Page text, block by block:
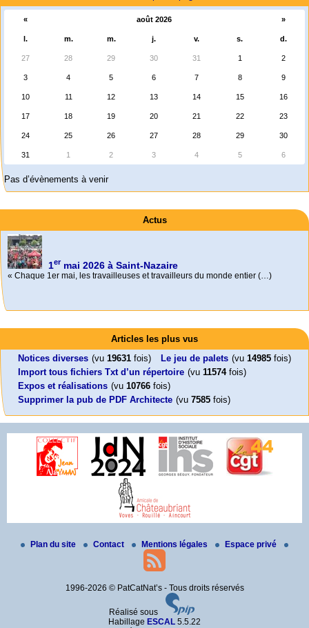
« août 2026 »
l. m. m. j. v. s. d.
27 28 29 30 31 1 2
3 4 5 6 7 8 9
10 11 12 13 14 15 16
17 18 19 20 21 22 23
24 25 26 27 28 29 30
31 1 2 3 4 5 6
Pas d’évènements à venir
Actus
1ermai 2026 à Saint-Nazaire
« Chaque 1er mai, les travailleuses et travailleurs du monde entier (…)
Foutez-nous la paix !
Aujourd’hui, mercredi 18 mars 2026, le président de la République
Emmanuel (…)
Leonard Peltier libre !
Leonard Peltier, un Amérindien condamné deux fois à la prison à vie pour
un (…)
En Pays-de-la-Loire le couperet est tombé !
« La présidente Horizons de la région Pays de la Loire veut faire voter ce (…)
Mon CV... Cette perle indique une nouveauté, ou le dernier travail (…)
Articles les plus vus
Notices diverses (vu 19631 fois) Le jeu de palets (vu 14985 fois)
Import tous fichiers Txt d’un répertoire (vu 11574fois)
Expos et réalisations (vu 10766 fois)
Supprimer la pub de PDF Architecte (vu 7585 fois)
Plan du site Contact Mentions légales Espace privé
1996-2026 © PatCatNat’s - Tous droits réservés
Réalisé sous
Habillage ESCAL 5.5.22